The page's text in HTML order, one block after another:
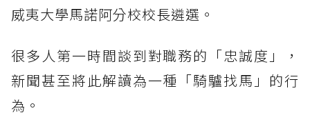
威夷大學馬諾阿分校校長遴選。
很多人第一時間談到對職務的「忠誠度」，
新聞甚至將此解讀為一種「騎驢找馬」的行
為。